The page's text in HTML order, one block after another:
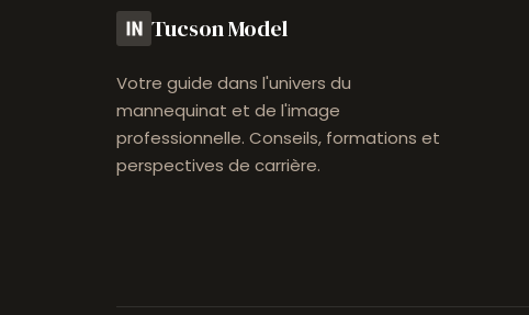
Tucson Model
Votre guide dans l'univers du
mannequinat et de l'image
professionnelle. Conseils, formations et
perspectives de carrière.